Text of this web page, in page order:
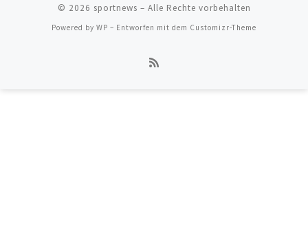
© 2026 sportnews – Alle Rechte vorbehalten
Powered by WP – Entworfen mit dem Customizr-Theme